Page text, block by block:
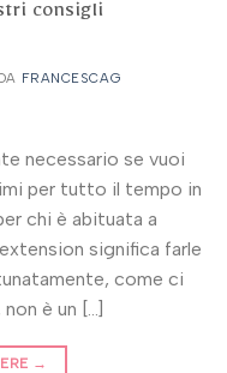
consigli
FRANCESCAG
necessario se vuoi
per tutto il tempo in
chi è abituata a
significa farle
come ci
è un […]
→